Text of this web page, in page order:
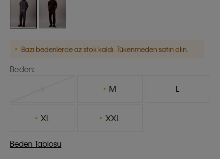
Bazı bedenlerde az stok kaldı. Tükenmeden satın alın.
Beden:
M L
XL XXL
Beden Tablosu